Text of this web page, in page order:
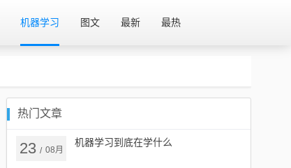
机器学习 图文 最新 最热
热门文章
23 / 08月
机器学习到底在学什么